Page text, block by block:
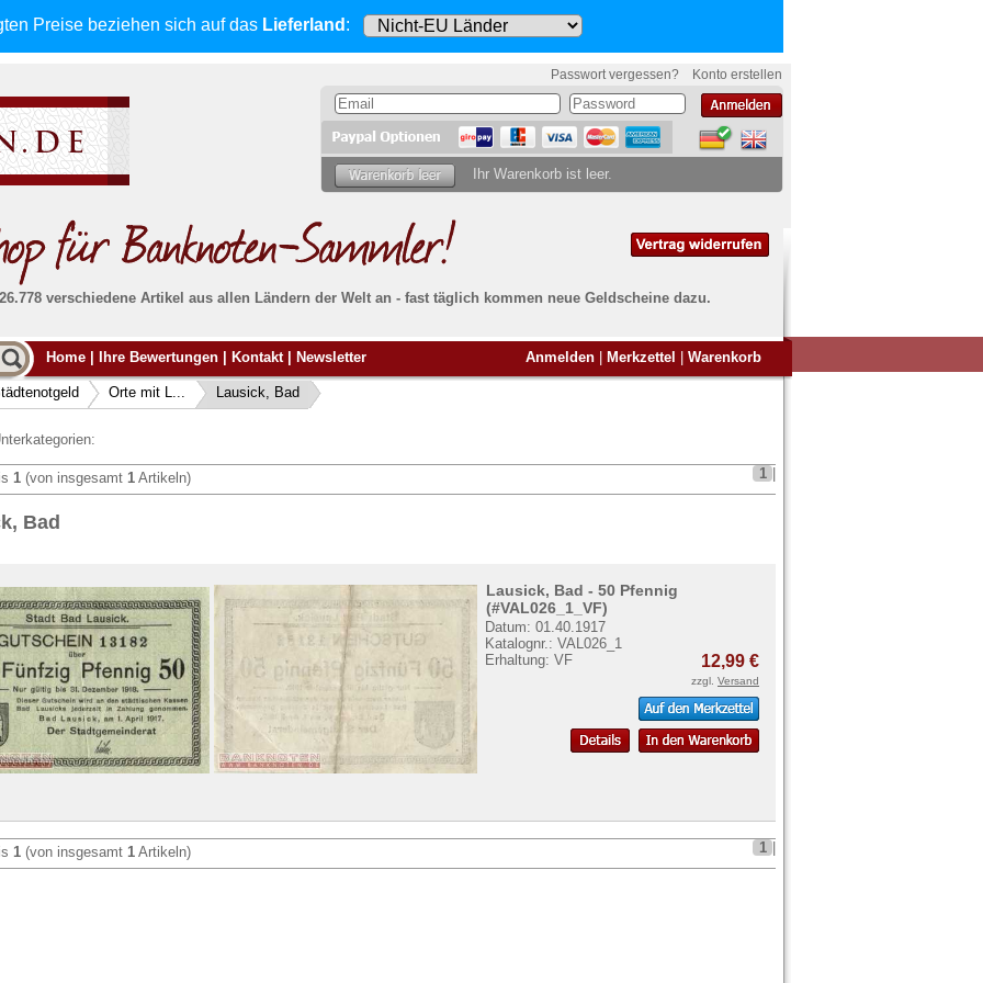
Preise beziehen sich auf das Lieferland :
Passwort vergessen? Konto erstellen
Ihr Warenkorb ist leer.
verschiedene Artikel aus allen Ländern der Welt an - fast täglich kommen neue Geldscheine dazu.
Alle Lieferungen, auch ins Ausland, werden
von uns voll versichert. Sie habenkein Risiko
falls die Sendung verloren geht oder beschädigt
wird.
Absolute Zuverlässigkeit:
Banknoten
Möchten Sie Banknoten
verkaufen?
Siehier.
Home Ihre Bewertungen Kontakt Newsletter Anmelden Merkzettel Warenkorb
Orte mit L... Lausick, Bad
1 (von insgesamt 1 Artikeln) 1
Bad
Lausick, Bad - 50 Pfennig
(#VAL026_1_VF)
Datum: 01.40.1917
Katalognr.: VAL026_1
Erhaltung: VF
12,99 €
zzgl. Versand
1 (von insgesamt 1 Artikeln) 1